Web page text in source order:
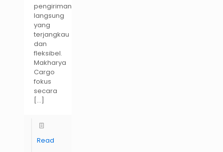
pengiriman
langsung
yang
terjangkau
dan
fleksibel.
Makharya
Cargo
fokus
secara
[…]
Read